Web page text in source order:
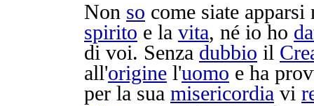
Non so come siate apparsi
spirito e la vita, né io ho
di voi. Senza dubbio il
all'origine l'uomo e ha
per la sua misericordia vi